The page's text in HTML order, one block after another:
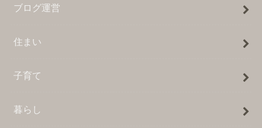
ブログ運営
住まい
子育て
暮らし